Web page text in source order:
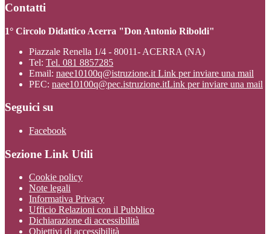
Contatti
1° Circolo Didattico Acerra "Don Antonio Riboldi"
Piazzale Renella 1/4 - 80011- ACERRA (NA)
Tel: Tel. 081 8857285
Email: naee10100q@istruzione.it Link per inviare una mail
PEC: naee10100q@pec.istruzione.itLink per inviare una mail
Seguici su
Facebook
Sezione Link Utili
Cookie policy
Note legali
Informativa Privacy
Ufficio Relazioni con il Pubblico
Dichiarazione di accessibilità
Obiettivi di accessibilità